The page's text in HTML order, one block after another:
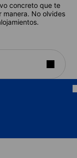
concreto que te
manera. No olvides